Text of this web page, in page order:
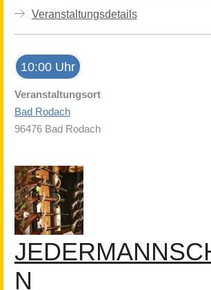
Veranstaltungsdetails
10:00 Uhr
Veranstaltungsort
Bad Rodach
96476 Bad Rodach